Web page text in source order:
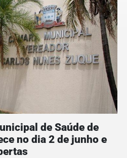
de Saúde de
no dia 2 de junho e